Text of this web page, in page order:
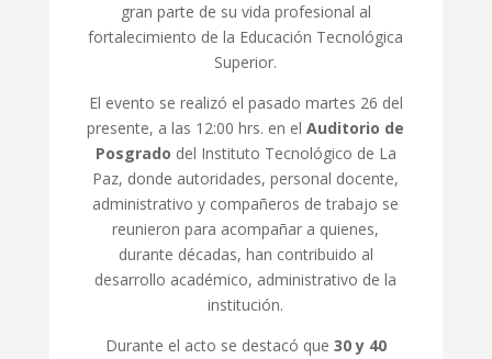
gran parte de su vida profesional al
fortalecimiento de la Educación Tecnológica
Superior.
El evento se realizó el pasado martes 26 del
presente, a las 12:00 hrs. en elAuditorio de
Posgrado del Instituto Tecnológico de La
Paz, donde autoridades, personal docente,
administrativo y compañeros de trabajo se
reunieron para acompañar a quienes,
durante décadas, han contribuido al
desarrollo académico, administrativo de la
institución.
Durante el acto se destacó que 30 y 40